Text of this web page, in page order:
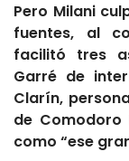
Pero Milani
fuentes, al
facilitó tres
Garré de
Clarín,
de Comodoro
como “ese